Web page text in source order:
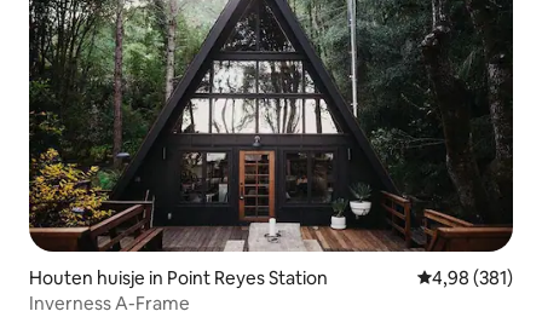
Houten huisje in Point Reyes Station Gemiddelde
4,98 (381)
Inverness A-Frame